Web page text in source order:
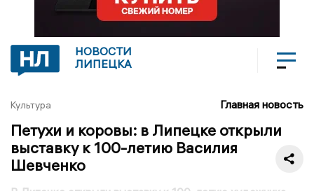
НОВОСТИ
ЛИПЕЦКА
Культура Главная новость
Петухи и коровы: в Липецке открыли
выставку к 100-летию Василия
Шевченко